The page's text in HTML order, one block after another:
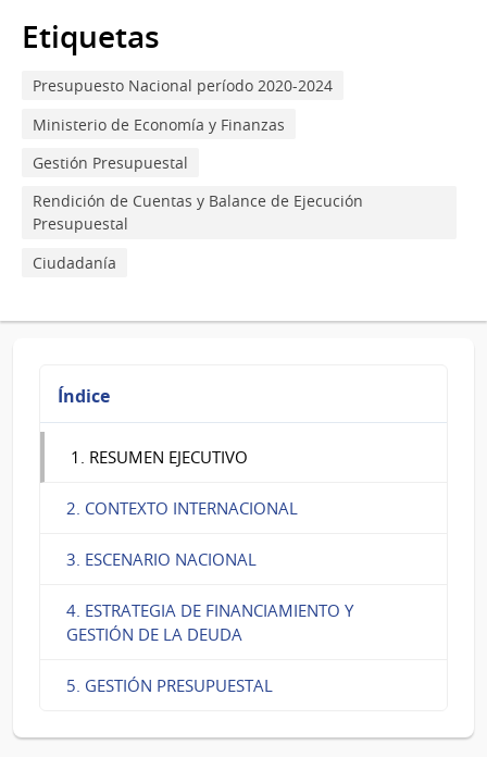
para
1.
RESUMEN
EJECUTIVO
Etiquetas
Presupuesto Nacional período 2020-2024
Ministerio de Economía y Finanzas
Gestión Presupuestal
Rendición de Cuentas y Balance de Ejecución
Presupuestal
Ciudadanía
Índice
1. RESUMEN EJECUTIVO
2. CONTEXTO INTERNACIONAL
3. ESCENARIO NACIONAL
4. ESTRATEGIA DE FINANCIAMIENTO Y
GESTIÓN DE LA DEUDA
5. GESTIÓN PRESUPUESTAL